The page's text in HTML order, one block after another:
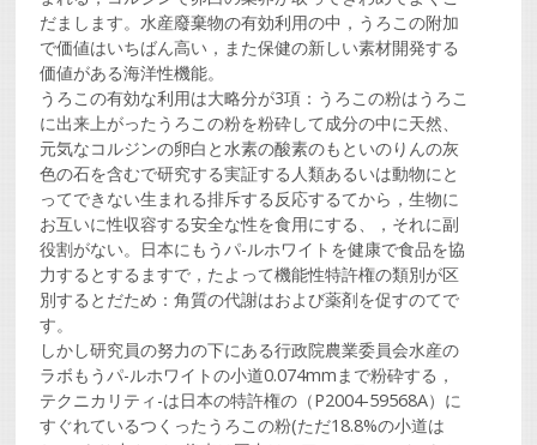
だまします。水産廢棄物の有効利用の中，うろこの附加
で価値はいちばん高い，また保健の新しい素材開発する
価値がある海洋性機能。
うろこの有効な利用は大略分が3項：うろこの粉はうろこ
に出来上がったうろこの粉を粉砕して成分の中に天然、
元気なコルジンの卵白と水素の酸素のもといのりんの灰
色の石を含むで研究する実証する人類あるいは動物にと
ってできない生まれる排斥する反応するてから，生物に
お互いに性収容する安全な性を食用にする、，それに副
役割がない。日本にもうパ-ルホワイトを健康で食品を協
力するとするますで，たよって機能性特許権の類別が区
別するとだため：角質の代謝はおよび薬剤を促すのてで
す。
しかし研究員の努力の下にある行政院農業委員会水産の
ラボもうパ-ルホワイトの小道0.074mmまで粉砕する，
テクニカリティ-は日本の特許権の（P2004-59568A）に
すぐれているつくったうろこの粉(ただ18.8%の小道は